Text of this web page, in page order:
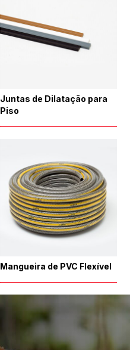
Juntas de Dilatação para
Piso
Mangueira de PVC Flexível